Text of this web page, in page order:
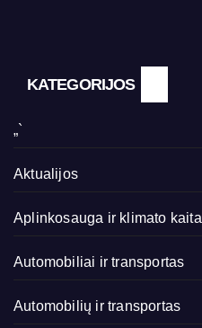
KATEGORIJOS
„`
Aktualijos
Aplinkosauga ir klimato kaita
Automobiliai ir transportas
Automobilių ir transportas